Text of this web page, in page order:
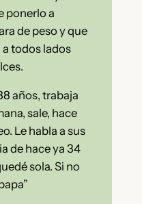
ponerlo a
de peso y que
a todos lados
años, trabaja
sale, hace
Le habla a sus
de hace ya 34
sola. Si no